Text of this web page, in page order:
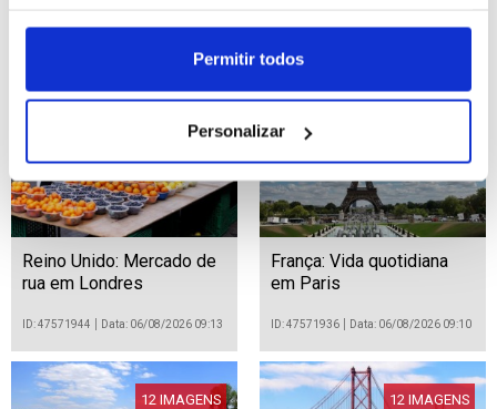
Permitir todos
Personalizar
Data: 06/08/2026 12:21 ID: 47572672
12 IMAGENS
Reino Unido: Mercado de
rua em Londres
ID: 47571944 Data: 06/08/2026 09:13
França: Vida quotidiana
em Paris
ID: 47571936 Data: 06/08/2026 09:10
12 IMAGENS 12 IMAGENS